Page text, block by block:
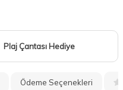
Plaj Çantası Hediye
Ödeme Seçenekleri